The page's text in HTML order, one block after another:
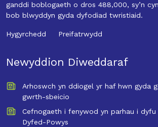
ganddi boblogaeth o dros 488,000, sy’n
bob blwyddyn gyda dyfodiad twristiaid.
Hygyrchedd Preifatrwydd
Newyddion Diweddaraf
Arhoswch yn ddiogel yr haf hwn gyda
gwrth-sbeicio
Cefnogaeth i fenywod yn parhau i
Dyfed-Powys